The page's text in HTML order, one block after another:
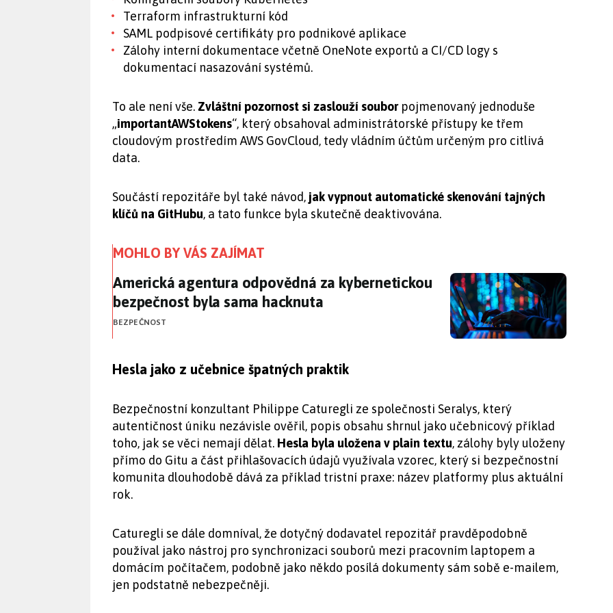
Terraform infrastrukturní kód
SAML podpisové certifikáty pro podnikové aplikace
Zálohy interní dokumentace včetně OneNote exportů a CI/CD logy s
dokumentací nasazování systémů.
To ale není vše.Zvláštní pozornost si zaslouží souborpojmenovaný jednoduše
„importantAWStokens“, který obsahoval administrátorské přístupy ke třem
cloudovým prostředím AWS GovCloud, tedy vládním účtům určeným pro citlivá
data.
Součástí repozitáře byl také návod, jak vypnout automatické skenování tajných
klíčů na GitHubu, a tato funkce byla skutečně deaktivována.
MOHLO BY VÁS ZAJÍMAT
Americká agentura odpovědná za kybernetickou bezpečnost byla sama
Americká agentura odpovědná za kybernetickou
bezpečnost byla sama hacknuta
BEZPEČNOST
Hesla jako z učebnice špatných praktik
Bezpečnostní konzultant Philippe Caturegli ze společnosti Seralys, který
autentičnost úniku nezávisle ověřil, popis obsahu shrnul jako učebnicový příklad
toho, jak se věci nemají dělat. Hesla byla uložena v plain textu, zálohy byly uloženy
přímo do Gitu a část přihlašovacích údajů využívala vzorec, který si bezpečnostní
komunita dlouhodobě dává za příklad tristní praxe: název platformy plus aktuální
rok.
Caturegli se dále domníval, že dotyčný dodavatel repozitář pravděpodobně
používal jako nástroj pro synchronizaci souborů mezi pracovním laptopem a
domácím počítačem, podobně jako někdo posílá dokumenty sám sobě e-mailem,
jen podstatně nebezpečněji.